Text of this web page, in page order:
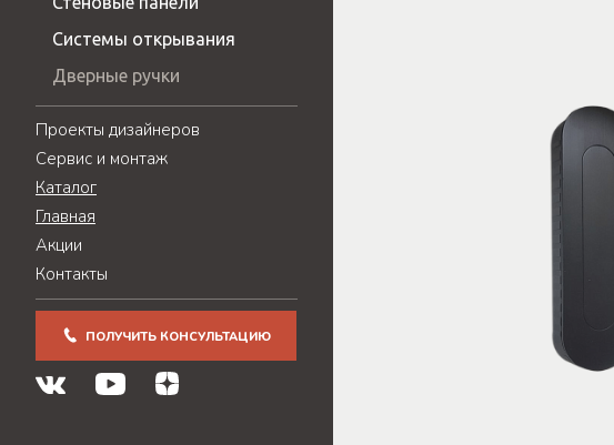
Системы открывания
Дверные ручки
Проекты дизайнеров
Сервис и монтаж
Каталог
Главная
Акции
Контакты
ПОЛУЧИТЬ КОНСУЛЬТАЦИЮ